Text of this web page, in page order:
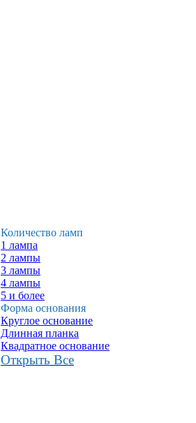
Количество ламп
1 лампа
2 лампы
3 лампы
4 лампы
5 и более
Форма основания
Круглое основание
Длинная планка
Квадратное основание
Открыть Все